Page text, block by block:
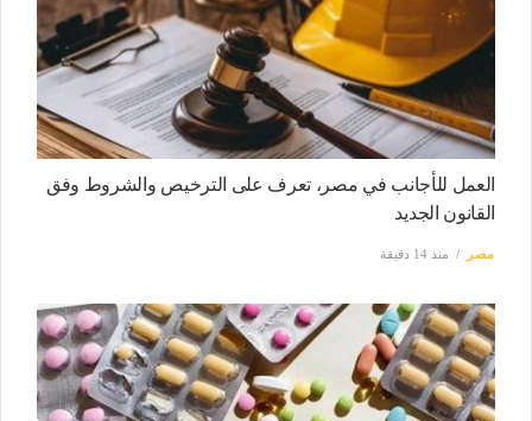
العمل للأجانب في مصر، تعرف على الترخيص والشروط وفق
القانون الجديد
مصر منذ 14 دقيقة